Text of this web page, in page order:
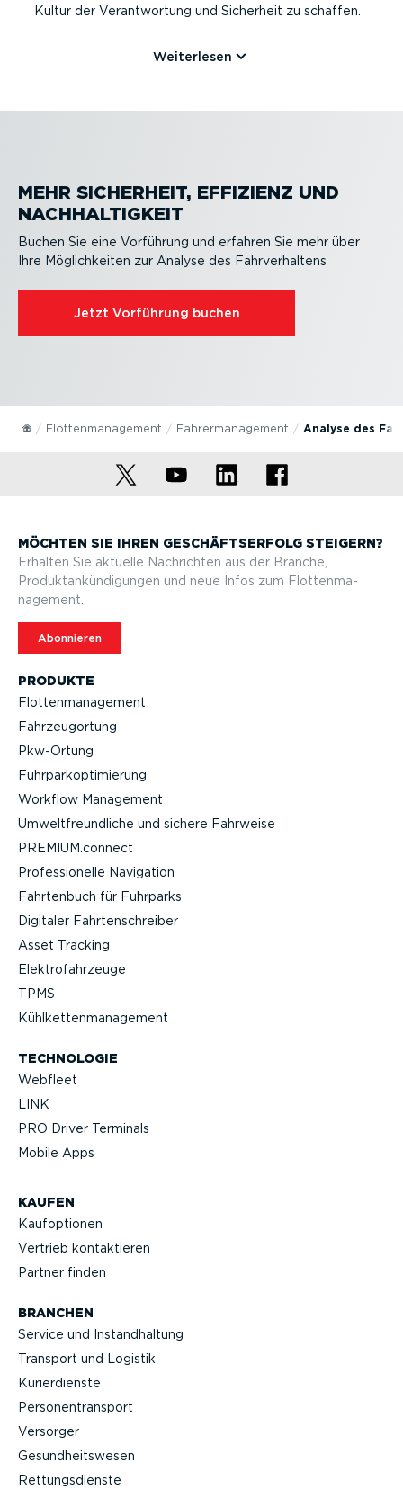
Kultur der Verant­wortung und Sicherheit zu schaffen.
Weiterlesen
MEHR SICHERHEIT, EFFIZIENZ UND
NACHHAL­TIGKEIT
Buchen Sie eine Vorführung und erfahren Sie mehr über
Ihre Möglich­keiten zur Analyse des Fahrver­haltens
Jetzt Vorführung buchen
Flotten­ma­nagement Fahrer­ma­nagement Analyse des
PRODUKTE
Flotten­ma­nagement
Fahrzeu­g­ortung
Pkw-Ortung
Fuhrpar­k­op­ti­mierung
Workflow Management
Umwelt­freund­liche und sichere Fahrweise
PREMIUM.connect
Profes­sio­nelle Navigation
Fahrtenbuch für Fuhrparks
Digitaler Fahrten­schreiber
Asset Tracking
Elektro­fahr­zeuge
TPMS
Kühlket­ten­ma­nagement
TECHNOLOGIE
Webfleet
LINK
PRO Driver Terminals
Mobile Apps
KAUFEN
Kaufop­tionen
Vertrieb kontak­tieren
Partner finden
BRANCHEN
Service und Instand­haltung
Transport und Logistik
Kurier­dienste
Perso­nen­transport
Versorger
Gesund­heits­wesen
Rettungs­dienste
MÖCHTEN SIE IHREN GESCHÄFTS­ERFOLG STEIGERN?
Erhalten Sie aktuelle Nachrichten aus der Branche,
Produktan­kün­di­gungen und neue Infos zum Flotten­ma­
nagement.
Abonnieren